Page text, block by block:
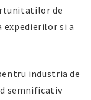
de
expedierilor si a
industria de
semnificativ